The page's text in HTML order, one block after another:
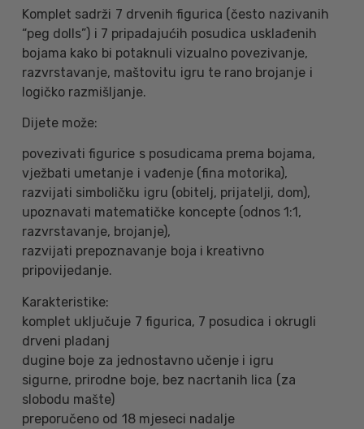
Komplet sadrži 7 drvenih figurica (često nazivanih
“peg dolls”) i 7 pripadajućih posudica usklađenih
bojama kako bi potaknuli vizualno povezivanje,
razvrstavanje, maštovitu igru te rano brojanje i
logičko razmišljanje.
Dijete može:
povezivati figurice s posudicama prema bojama,
vježbati umetanje i vađenje (fina motorika),
razvijati simboličku igru (obitelj, prijatelji, dom),
upoznavati matematičke koncepte (odnos 1:1,
razvrstavanje, brojanje),
razvijati prepoznavanje boja i kreativno
pripovijedanje.
Karakteristike:
komplet uključuje 7 figurica, 7 posudica i okrugli
drveni pladanj
dugine boje za jednostavno učenje i igru
sigurne, prirodne boje, bez nacrtanih lica (za
slobodu mašte)
preporučeno od 18 mjeseci nadalje